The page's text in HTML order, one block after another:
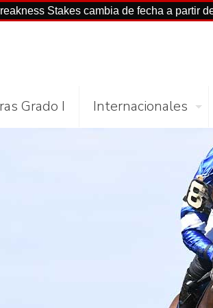
de fecha a partir de 2027 Las
Grado I Internacionales